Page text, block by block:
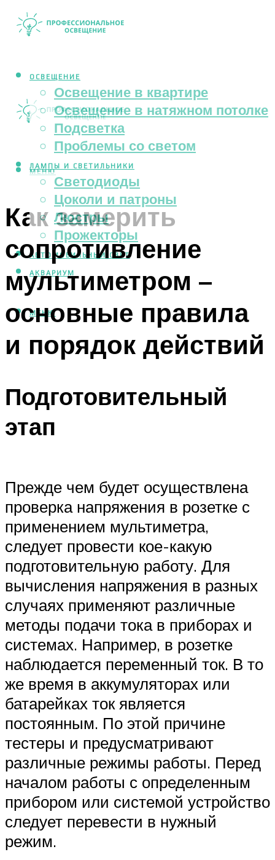
ОСВЕЩЕНИЕ
Освещение в квартире
Освещение в натяжном потолке
Подсветка
Проблемы со светом
ЛАМПЫ И СВЕТИЛЬНИКИ
Светодиоды
Цоколи и патроны
Люстры
Прожекторы
АВТОМОБИЛЬНЫЙ СВЕТ
АКВАРИУМ
МЕНЮ
МЕНЮ
Как замерить
сопротивление
мультиметром –
основные правила
и порядок действий
Подготовительный
этап
Прежде чем будет осуществлена
проверка напряжения в розетке с
применением мультиметра,
следует провести кое-какую
подготовительную работу. Для
вычисления напряжения в разных
случаях применяют различные
методы подачи тока в приборах и
системах. Например, в розетке
наблюдается переменный ток. В то
же время в аккумуляторах или
батарейках ток является
постоянным. По этой причине
тестеры и предусматривают
различные режимы работы. Перед
началом работы с определенным
прибором или системой устройство
следует перевести в нужный
режим.